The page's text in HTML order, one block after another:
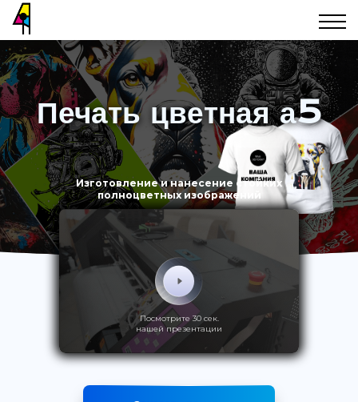
Печать цветная а5
Изготовление и нанесение стойких
полноцветных изображений
Посмотрите 30 сек.
нашей презентации